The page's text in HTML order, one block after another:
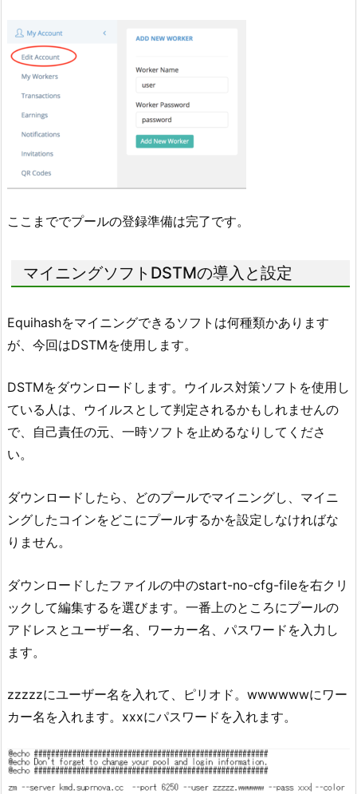
ここまででプールの登録準備は完了です。
マイニングソフトDSTMの導入と設定
Equihashをマイニングできるソフトは何種類かあります
が、今回はDSTMを使用します。
DSTMをダウンロードします。ウイルス対策ソフトを使用し
ている人は、ウイルスとして判定されるかもしれませんの
で、自己責任の元、一時ソフトを止めるなりしてくださ
い。
ダウンロードしたら、どのプールでマイニングし、マイニ
ングしたコインをどこにプールするかを設定しなければな
りません。
ダウンロードしたファイルの中のstart-no-cfg-fileを右クリ
ックして編集するを選びます。一番上のところにプールの
アドレスとユーザー名、ワーカー名、パスワードを入力し
ます。
zzzzzにユーザー名を入れて、ピリオド。wwwwwwにワー
カー名を入れます。xxxにパスワードを入れます。